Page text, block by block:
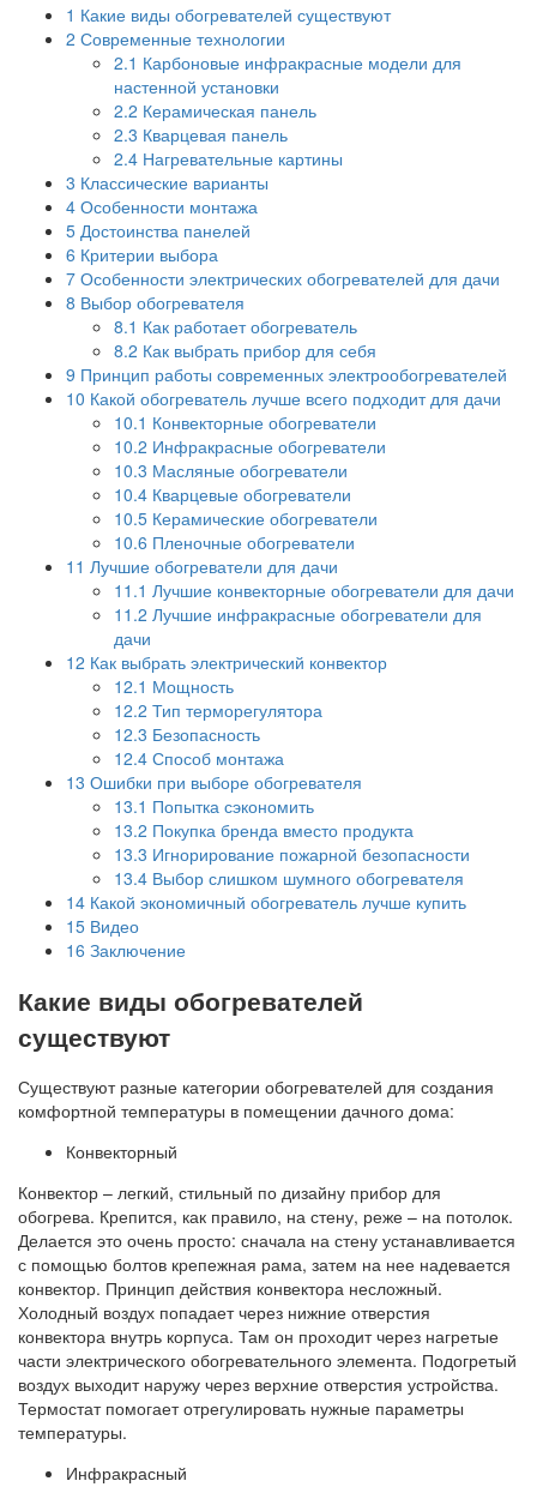
1 Какие виды обогревателей существуют
2 Современные технологии
2.1 Карбоновые инфракрасные модели для
настенной установки
2.2 Керамическая панель
2.3 Кварцевая панель
2.4 Нагревательные картины
3 Классические варианты
4 Особенности монтажа
5 Достоинства панелей
6 Критерии выбора
7 Особенности электрических обогревателей для дачи
8 Выбор обогревателя
8.1 Как работает обогреватель
8.2 Как выбрать прибор для себя
9 Принцип работы современных электрообогревателей
10 Какой обогреватель лучше всего подходит для дачи
10.1 Конвекторные обогреватели
10.2 Инфракрасные обогреватели
10.3 Масляные обогреватели
10.4 Кварцевые обогреватели
10.5 Керамические обогреватели
10.6 Пленочные обогреватели
11 Лучшие обогреватели для дачи
11.1 Лучшие конвекторные обогреватели для дачи
11.2 Лучшие инфракрасные обогреватели для
дачи
12 Как выбрать электрический конвектор
12.1 Мощность
12.2 Тип терморегулятора
12.3 Безопасность
12.4 Способ монтажа
13 Ошибки при выборе обогревателя
13.1 Попытка сэкономить
13.2 Покупка бренда вместо продукта
13.3 Игнорирование пожарной безопасности
13.4 Выбор слишком шумного обогревателя
14 Какой экономичный обогреватель лучше купить
15 Видео
16 Заключение
Какие виды обогревателей
существуют
Существуют разные категории обогревателей для создания
комфортной температуры в помещении дачного дома:
Конвекторный
Конвектор – легкий, стильный по дизайну прибор для
обогрева. Крепится, как правило, на стену, реже – на потолок.
Делается это очень просто: сначала на стену устанавливается
с помощью болтов крепежная рама, затем на нее надевается
конвектор. Принцип действия конвектора несложный.
Холодный воздух попадает через нижние отверстия
конвектора внутрь корпуса. Там он проходит через нагретые
части электрического обогревательного элемента. Подогретый
воздух выходит наружу через верхние отверстия устройства.
Термостат помогает отрегулировать нужные параметры
температуры.
Инфракрасный